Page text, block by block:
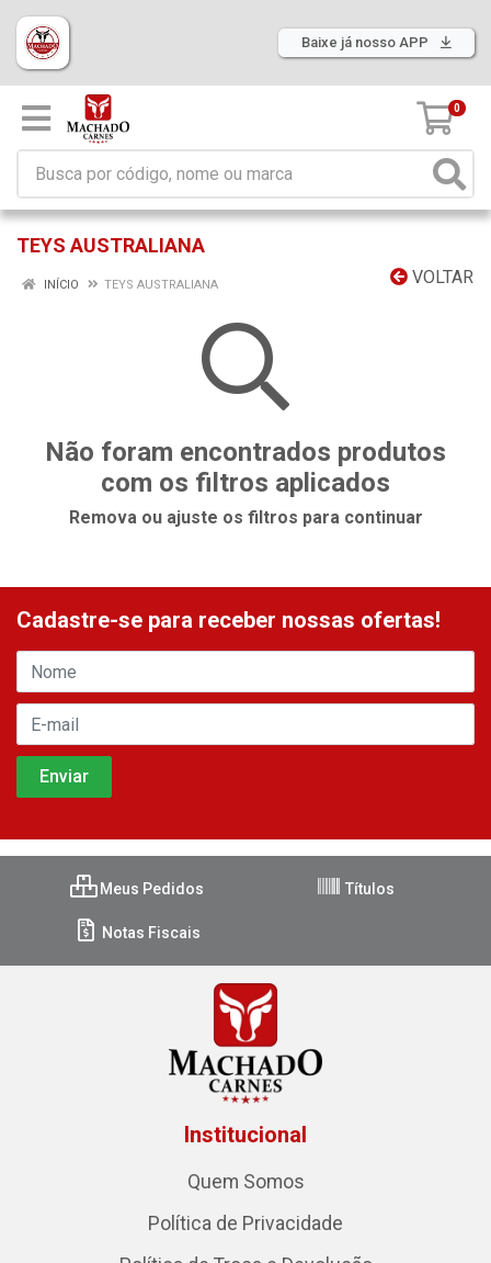
Baixe já nosso APP
0
TEYS AUSTRALIANA
VOLTAR
INÍCIO TEYS AUSTRALIANA
Não foram encontrados produtos
com os filtros aplicados
Remova ou ajuste os filtros para continuar
Cadastre-se para receber nossas ofertas!
Meus Pedidos Títulos
Notas Fiscais
Institucional
Quem Somos
Política de Privacidade